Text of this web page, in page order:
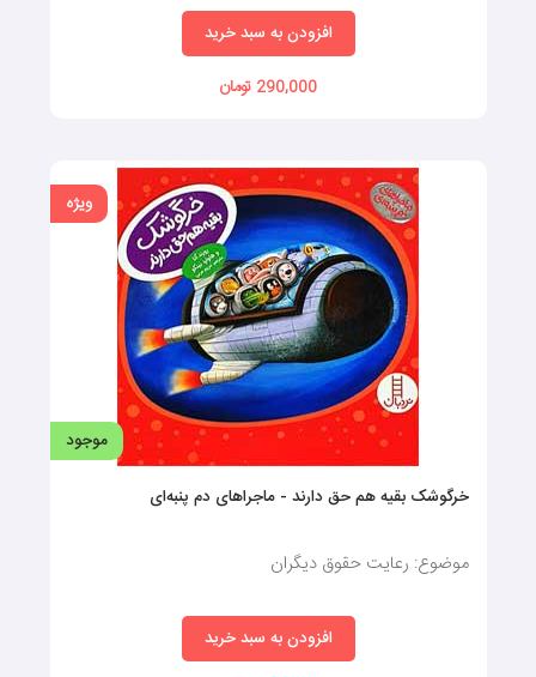
افزودن به سبد خرید
290,000 تومان
موجود
ویژه
خرگوشک بقیه هم حق دارند - ماجراهای دم‌ پنبه‌ای
موضوع: رعایت حقوق دیگران
افزودن به سبد خرید